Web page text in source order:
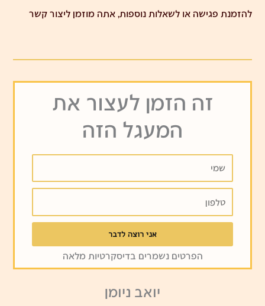
להזמנת פגישה או לשאלות נוספות, אתה מוזמןליצור קשר
זה הזמן לעצור את
המעגל הזה
אני רוצה לדבר
הפרטים נשמרים בדיסקרטיות מלאה
יואב ניומן